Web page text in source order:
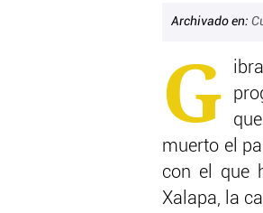
Archivado en:
G
muerto el
con el que
Xalapa, la